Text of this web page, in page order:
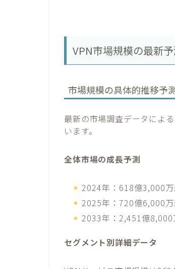
VPN市場規模の最新
市場規模の具体的推移予
最新の市場調査データによ
います。
全体市場の成長予測
2024年：618億3,000
2025年：720億6,000万
2033年：2,451億8,000
セグメント別詳細データ